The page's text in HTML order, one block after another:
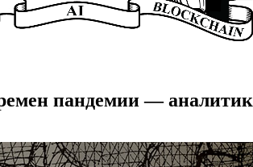
пандемии — аналитик